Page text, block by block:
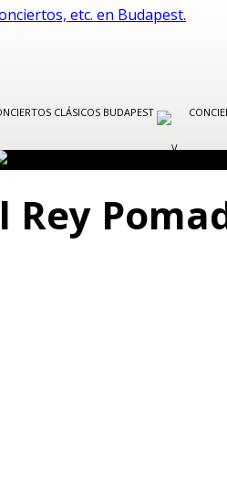
CLÁSICOS BUDAPEST
Rey